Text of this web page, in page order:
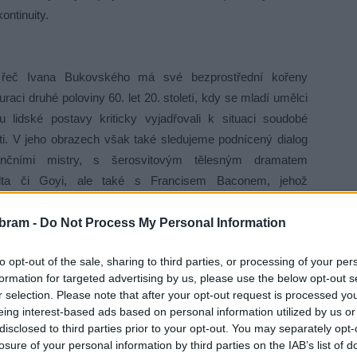
- Do Not Process My Personal Information
opt-out of the sale, sharing to third parties, or processing of your
for targeted advertising by us, please use the below opt-out
selection. Please note that after your opt-out request is processed
interest-based ads based on personal information utilized by us
to third parties prior to your opt-out. You may separately
of your personal information by third parties on the IAB’s list of
Ivana Bukovského má své bezprostřední kořeny
druhé poloviny 60. let 20. století, kdy se mladí umělci
lidské postavy kriticky vyjadřovali k situaci soudobé
V jeho obrazech však také sledujeme podnícený dialog
mistry, s šerosvitovým tělesným dramatem
či Goyi, ale také s Francisem Baconem, jehož
zdrojem pro řadu příslušníků Bukovského
vymezený čas, se tak ztvárňují obdobně přesahovou
rozmluvou mezi minulostí a přítomností.
Galerii Františka Drtikola v Příbrami u příležitosti svých
pěti let. Jako výmluvný úvod k souboru novějších